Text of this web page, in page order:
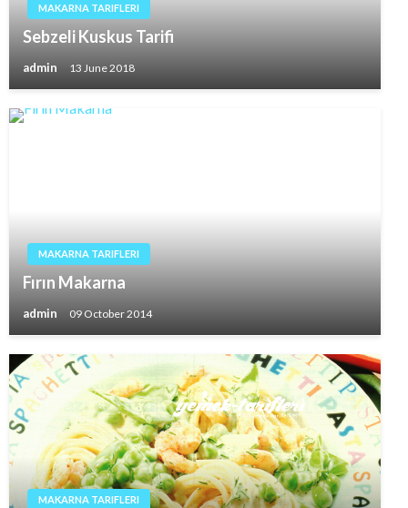
MAKARNA TARIFLERI
Sebzeli Kuskus Tarifi
admin 13 June 2018
MAKARNA TARIFLERI
Fırın Makarna
admin 09 October 2014
MAKARNA TARIFLERI